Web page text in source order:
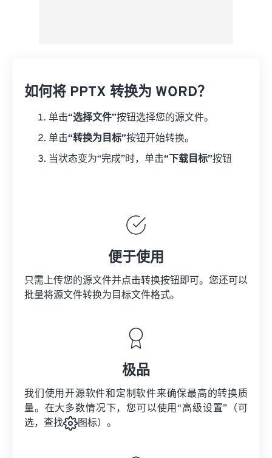
如何将 PPTX 转换为 WORD？
单击“选择文件”按钮选择您的源文件。
单击“转换为目标”按钮开始转换。
当状态变为“完成”时，单击“下载目标”按钮
便于使用
只需上传您的源文件并点击转换按钮即可。您还可以
批量将源文件转换为目标文件格式。
极品
我们使用开源软件和定制软件来确保最高的转换质
量。在大多数情况下，您可以使用“高级设置”（可
选，查找
图标）。